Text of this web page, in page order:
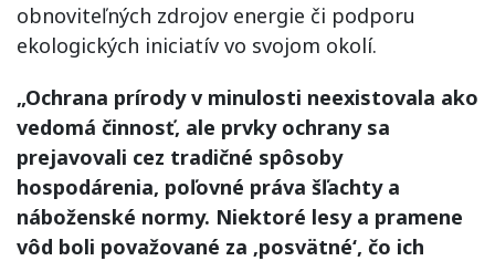
obnoviteľných zdrojov energie či podporu
ekologických iniciatív vo svojom okolí.
„Ochrana prírody v minulosti neexistovala ako
vedomá činnosť, ale prvky ochrany sa
prejavovali cez tradičné spôsoby
hospodárenia, poľovné práva šľachty a
náboženské normy. Niektoré lesy a pramene
vôd boli považované za ‚posvätné‘, čo ich